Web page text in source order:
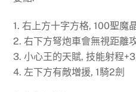
1. 右上方十字方格, 100聖魔
2. 右下方弩炮車會無視距離
3. 小心王的天賦, 技能射程
4. 左下方有敵増援, 1騎2劍